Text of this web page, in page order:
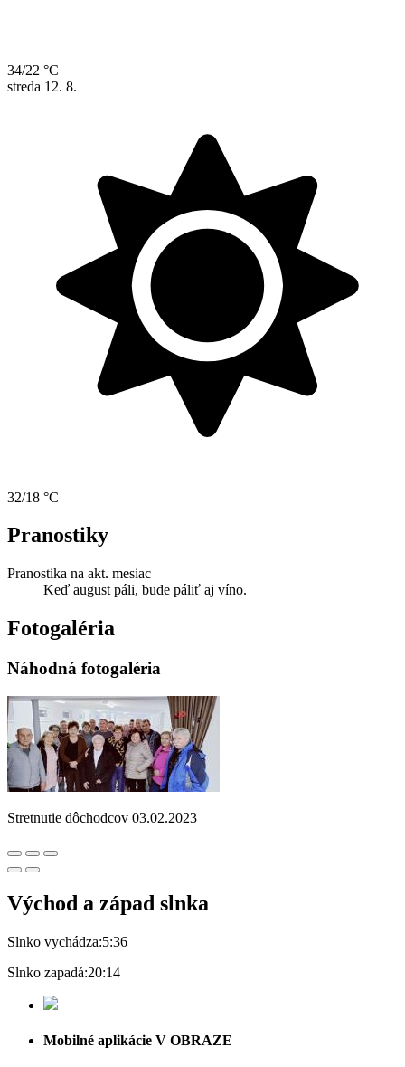
34/22 °C
streda 12. 8.
32/18 °C
Pranostiky
Pranostika na akt. mesiac
Keď august páli, bude páliť aj víno.
Fotogaléria
Náhodná fotogaléria
Stretnutie dôchodcov 03.02.2023
Východ a západ slnka
Slnko vychádza:5:36
Slnko zapadá:20:14
Mobilné aplikácie V OBRAZE